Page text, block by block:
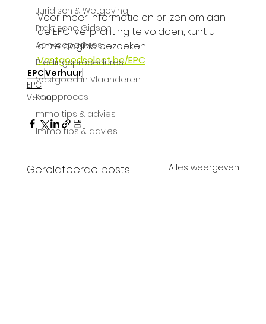
Juridisch & Wetgeving
Praktische Gidsen
Aankoopadvies
Biedingsprocedures
Vastgoed in Vlaanderen
Koopproces
mmo tips & advies
Immo tips & advies
Voor meer informatie en prijzen om aan
de EPC-verplichting te voldoen, kunt u
onze pagina bezoeken:
Vastgoedselect.be/EPC.
EPCVerhuur
EPC
Verhuur
Gerelateerde posts Alles weergeven